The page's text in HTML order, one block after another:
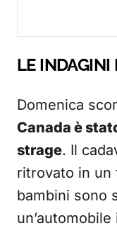
LE INDAGINI
Domenica
Canada è
strage. Il
ritrovato in un
bambini sono